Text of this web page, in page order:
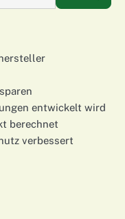
entwickelt wird
berechnet
verbessert